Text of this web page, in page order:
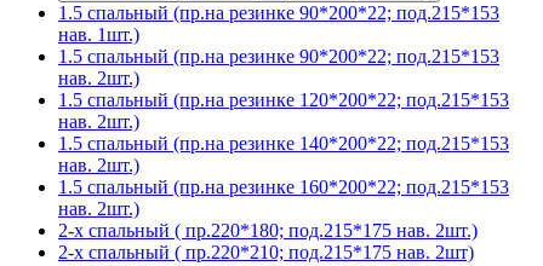
1.5 спальный (пр.на резинке 90*200*22; под.215*153
нав. 1шт.)
1.5 спальный (пр.на резинке 90*200*22; под.215*153
нав. 2шт.)
1.5 спальный (пр.на резинке 120*200*22; под.215*153
нав. 2шт.)
1.5 спальный (пр.на резинке 140*200*22; под.215*153
нав. 2шт.)
1.5 спальный (пр.на резинке 160*200*22; под.215*153
нав. 2шт.)
2-х спальный ( пр.220*180; под.215*175 нав. 2шт.)
2-х спальный ( пр.220*210; под.215*175 нав. 2шт)